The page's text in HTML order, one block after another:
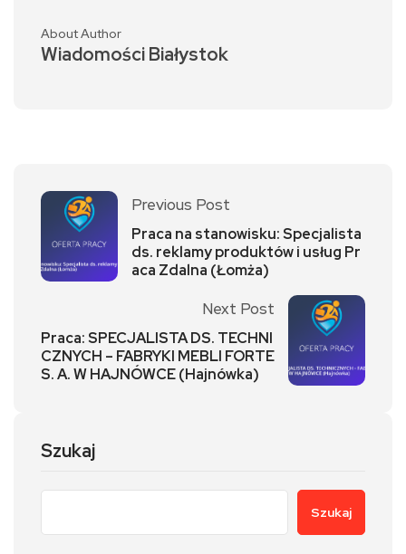
About Author
Wiadomości Białystok
Previous Post
Praca na stanowisku: Specjalista
ds. reklamy produktów i usług Pr
aca Zdalna (Łomża)
Next Post
Praca: SPECJALISTA DS. TECHNI
CZNYCH – FABRYKI MEBLI FORTE
S. A. W HAJNÓWCE (Hajnówka)
Szukaj
Szukaj